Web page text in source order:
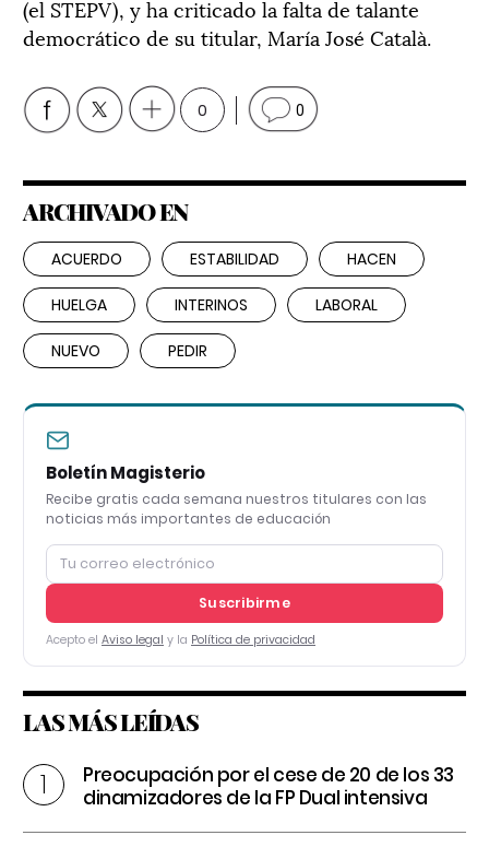
(el STEPV), y ha criticado la falta de talante
democrático de su titular, María José Català.
0 0
ARCHIVADO EN
ACUERDO ESTABILIDAD HACEN
HUELGA INTERINOS LABORAL
NUEVO PEDIR
Boletín Magisterio
Recibe gratis cada semana nuestros titulares con las
noticias más importantes de educación
Suscribirme
Acepto el Aviso legal y la Política de privacidad
LAS MÁS LEÍDAS
Preocupación por el cese de 20 de los 33
dinamizadores de la FP Dual intensiva